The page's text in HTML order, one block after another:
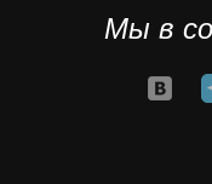
Мы в